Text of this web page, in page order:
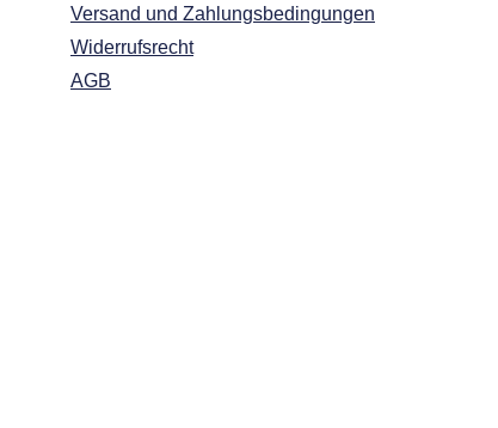
Versand und Zahlungsbedingungen
Widerrufsrecht
AGB